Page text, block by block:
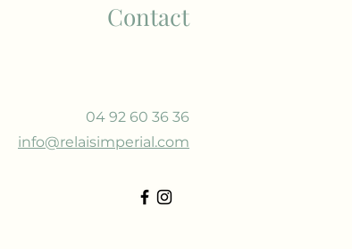
Contact
04 92 60 36 36
info@relaisimperial.com